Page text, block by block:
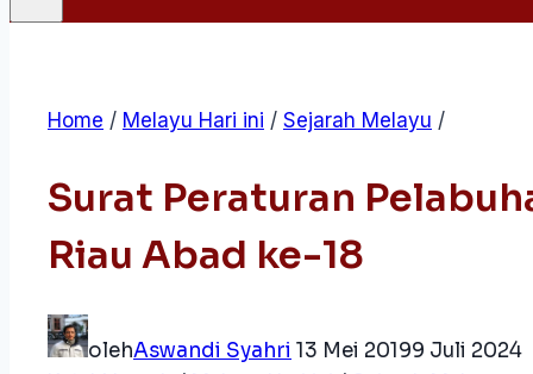
Home / Melayu Hari ini / Sejarah Melayu /
Surat Peraturan
Riau Abad ke-18
olehAswandi Syahri 13 Mei 20199 Juli 2024